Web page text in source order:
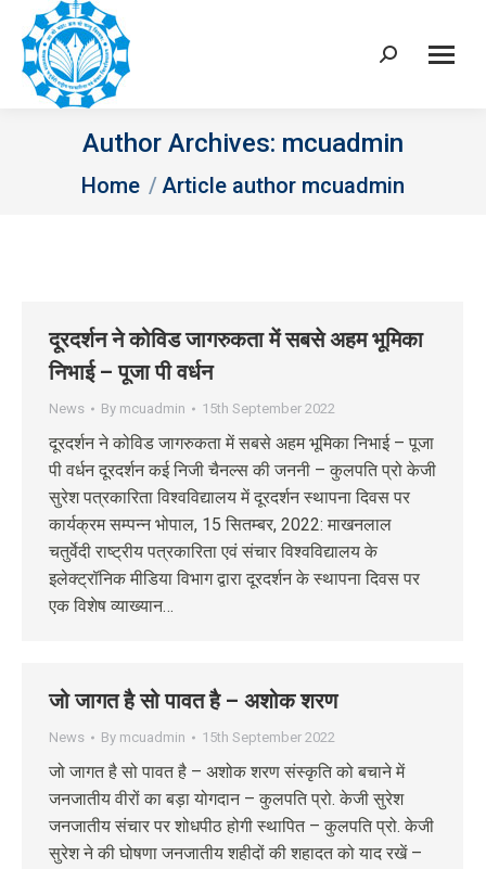
Search:
Author Archives: mcuadmin
You are here:
Home Article author mcuadmin
दूरदर्शन ने कोविड जागरुकता में सबसे अहम भूमिका
निभाई – पूजा पी वर्धन
News By mcuadmin 15th September 2022
दूरदर्शन ने कोविड जागरुकता में सबसे अहम भूमिका निभाई – पूजा
पी वर्धन दूरदर्शन कई निजी चैनल्स की जननी – कुलपति प्रो केजी
सुरेश पत्रकारिता विश्वविद्यालय में दूरदर्शन स्थापना दिवस पर
कार्यक्रम सम्पन्न भोपाल, 15 सितम्‍बर, 2022: माखनलाल
चतुर्वेदी राष्ट्रीय पत्रकारिता एवं संचार विश्वविद्यालय के
इलेक्ट्रॉनिक मीडिया विभाग द्वारा दूरदर्शन के स्थापना दिवस पर
एक विशेष व्याख्यान…
जो जागत है सो पावत है – अशोक शरण
News By mcuadmin 15th September 2022
जो जागत है सो पावत है – अशोक शरण संस्कृति को बचाने में
जनजातीय वीरों का बड़ा योगदान – कुलपति प्रो. केजी सुरेश
जनजातीय संचार पर शोधपीठ होगी स्थापित – कुलपति प्रो. केजी
सुरेश ने की घोषणा जनजातीय शहीदों की शहादत को याद रखें –